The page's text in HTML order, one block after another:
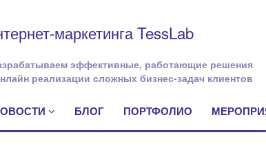
маркетинга TessLab
эффективные, работающие решения
реализации сложных бизнес-задач клиентов
БЛОГ ПОРТФОЛИО